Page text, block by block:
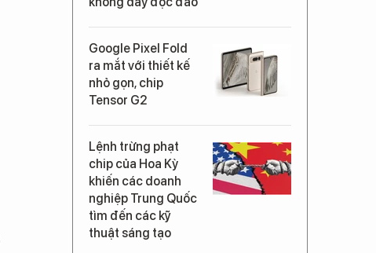
Google Pixel Fold
ra mắt với thiết kế
nhỏ gọn, chip
Tensor G2
Lệnh trừng phạt
chip của Hoa Kỳ
khiến các doanh
nghiệp Trung Quốc
tìm đến các kỹ
thuật sáng tạo